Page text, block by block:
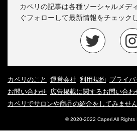
カペリの記事は各種ソーシャルメデ
ぐフォローして最新情報をチェック
カペリのこと 運営会社 利用規約 プライ
お問い合わせ 広告掲載に関するお問い合わ
カペリでサロンや商品の紹介をしてみませ
© 2020-2022 Caperi All Rights